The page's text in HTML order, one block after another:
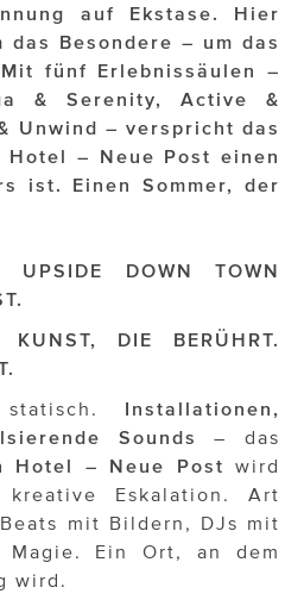
Minds
auf Ekstase. Hier
Besondere – um das
fünf Erlebnissäulen –
& Serenity, Active &
Unwind – verspricht das
Hotel – Neue Post einen
ist. Einen Sommer, der
UPSIDE DOWN TOWN
DIE BERÜHRT.
Installationen,
Sounds
– das
Hotel – Neue Post wird
Eskalation. Art
mit Bildern, DJs mit
Magie. Ein Ort, an dem
wird.